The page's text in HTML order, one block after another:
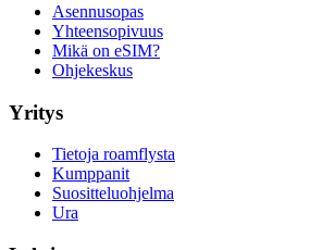
Asennusopas
Yhteensopivuus
Mikä on eSIM?
Ohjekeskus
Yritys
Tietoja roamflysta
Kumppanit
Suositteluohjelma
Ura